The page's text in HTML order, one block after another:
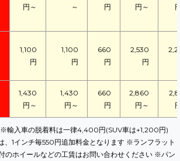
円～
～
円
円～
1,100
円
1,100
円
660
円
2,530
円
1,430
円～
1,430
円～
660
円
2,860
円～
輸入車の脱着料は一律4,400円(SUV車は+1,200円)
、1インチ毎550円追加料金となります ※ランフラット
のホイールなどの工賃はお問い合わせください ※パン